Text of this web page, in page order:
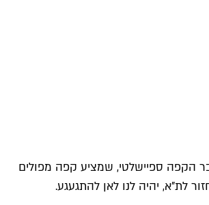
הקפה ספיישלטי, שמציע קפה מפולים